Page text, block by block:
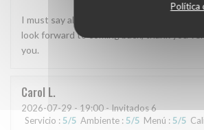
Política
I must say all the stuff are very good we
look forward to coming back, thank you
you.
Carol L
2026-07-29 - 19:00 - Invitados 6
Servicio : 5/5 Ambiente : 5/5 Menú :5/5